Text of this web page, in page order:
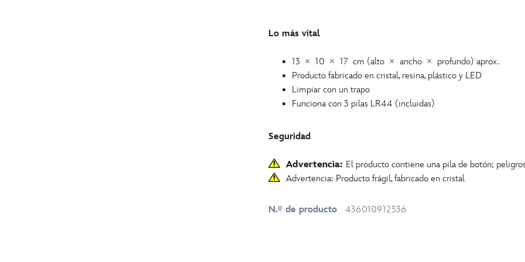
Lo más vital
13 × 10 × 17 cm (alto × ancho × profundo) aprox.
Producto fabricado en cristal, resina, plástico y LED
Limpiar con un trapo
Funciona con 3 pilas LR44 (incluidas)
Seguridad
Advertencia: El producto contiene una pila de botón;
Advertencia: Producto frágil, fabricado en cristal
N.º de producto 436010912536